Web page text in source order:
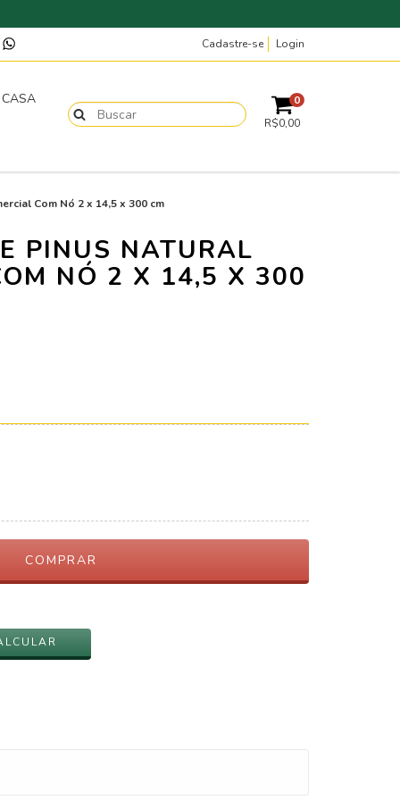
Cadastre-se Login
0
R$0,00
Com Nó 2 x 14,5 x 300 cm
PINUS NATURAL
NÓ 2 X 14,5 X 300